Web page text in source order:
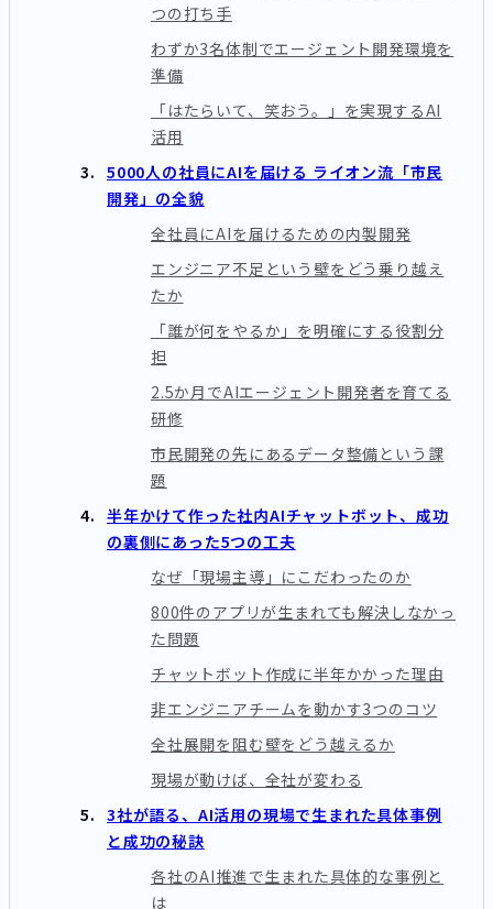
つの打ち手
わずか3名体制でエージェント開発環境を
準備
「はたらいて、笑おう。」を実現するAI
活用
5000人の社員にAIを届ける ライオン流「市民
開発」の全貌
全社員にAIを届けるための内製開発
エンジニア不足という壁をどう乗り越え
たか
「誰が何をやるか」を明確にする役割分
担
2.5か月でAIエージェント開発者を育てる
研修
市民開発の先にあるデータ整備という課
題
半年かけて作った社内AIチャットボット、成功
の裏側にあった5つの工夫
なぜ「現場主導」にこだわったのか
800件のアプリが生まれても解決しなかっ
た問題
チャットボット作成に半年かかった理由
非エンジニアチームを動かす3つのコツ
全社展開を阻む壁をどう越えるか
現場が動けば、全社が変わる
3社が語る、AI活用の現場で生まれた具体事例
と成功の秘訣
各社のAI推進で生まれた具体的な事例と
は